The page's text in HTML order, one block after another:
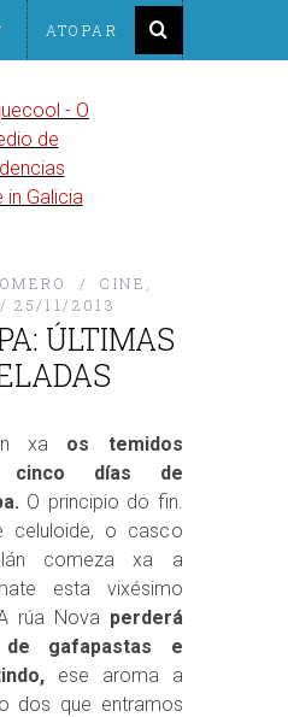
CINE
25/11/2013
ÚLTIMAS
xa os temidos
cinco días de
O principio do fin.
celuloide, o casco
comeza xa a
esta vixésimo
rúa Nova perderá
gafapastas e
ese aroma a
dos que entramos